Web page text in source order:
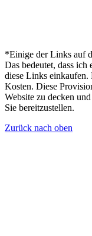
*Einige der Links auf
Das bedeutet, dass
diese Links einkaufen.
Kosten. Diese
Website zu decken
Sie bereitzustellen.
Zurück nach oben